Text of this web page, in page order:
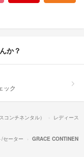
か？
ック
コンチネンタル）
レディース
/セーター
GRACE CONTINEN